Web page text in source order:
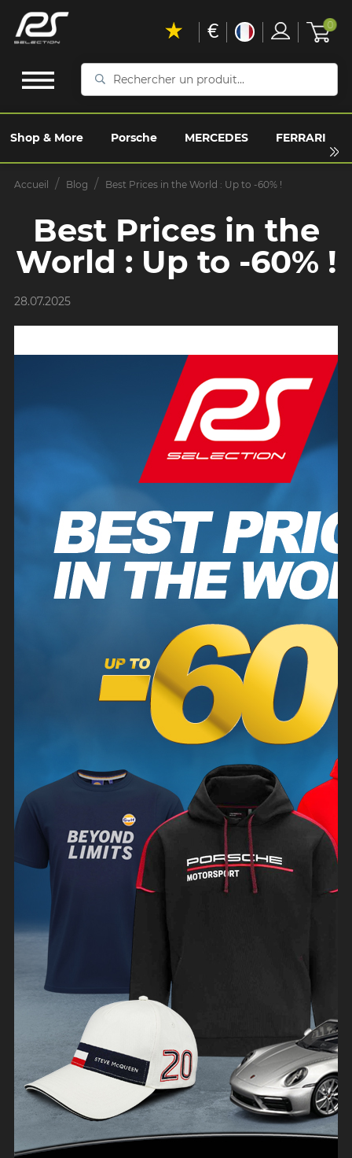
Rechercher
produit...
Shop & More Porsche MERCEDES FERRARI
€ 0
Accueil Blog Best Prices in the World : Up to -60% !
Best Prices in the
World : Up to -60% !
28.07.2025